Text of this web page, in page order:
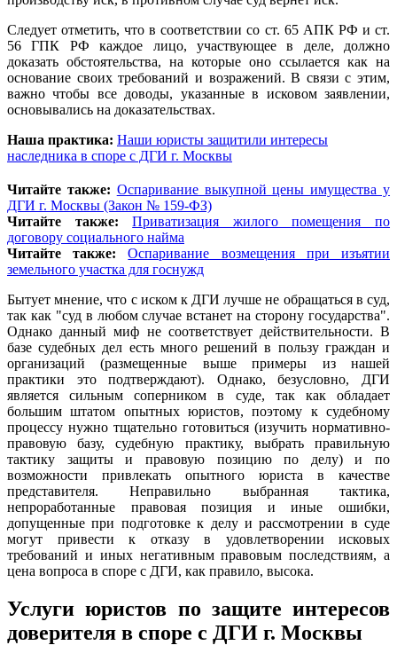
Следует отметить, что в соответствии со ст. 65 АПК РФ и ст.
56 ГПК РФ каждое лицо, участвующее в деле, должно
доказать обстоятельства, на которые оно ссылается как на
основание своих требований и возражений. В связи с этим,
важно чтобы все доводы, указанные в исковом заявлении,
основывались на доказательствах.
Наша практика: Наши юристы защитили интересы
наследника в споре с ДГИ г. Москвы
Читайте также: Оспаривание выкупной цены имущества у
ДГИ г. Москвы (Закон № 159-ФЗ)
Читайте также:
Приватизация жилого помещения по
договору социального найма
Читайте также:
Оспаривание возмещения при изъятии
земельного участка для госнужд
Бытует мнение, что с иском к ДГИ лучше не обращаться в суд,
так как "суд в любом случае встанет на сторону государства".
Однако данный миф не соответствует действительности. В
базе судебных дел есть много решений в пользу граждан и
организаций (размещенные выше примеры из нашей
практики это подтверждают). Однако, безусловно, ДГИ
является сильным соперником в суде, так как обладает
большим штатом опытных юристов, поэтому к судебному
процессу нужно тщательно готовиться (изучить нормативно-
правовую базу, судебную практику, выбрать правильную
тактику защиты и правовую позицию по делу) и по
возможности привлекать опытного юриста в качестве
представителя. Неправильно выбранная тактика,
непроработанные правовая позиция и иные ошибки,
допущенные при подготовке к делу и рассмотрении в суде
могут привести к отказу в удовлетворении исковых
требований и иных негативным правовым последствиям, а
цена вопроса в споре с ДГИ, как правило, высока.
Услуги юристов по защите интересов
доверителя в споре с ДГИ г. Москвы